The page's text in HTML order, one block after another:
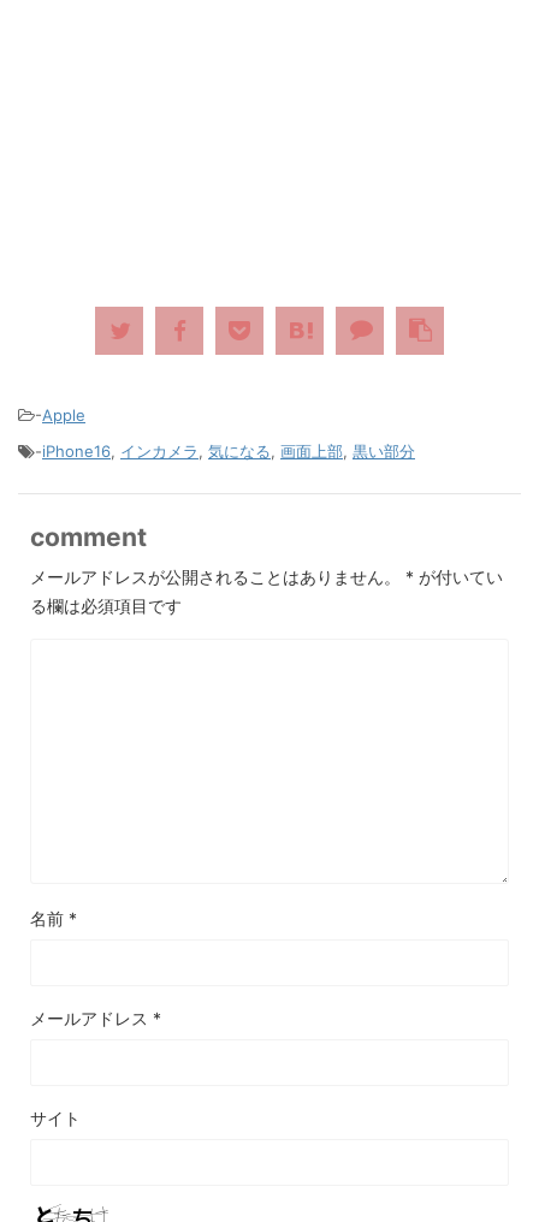
-Apple
-iPhone16, インカメラ, 気になる, 画面上部, 黒い部分
comment
メールアドレスが公開されることはありません。 * が付いてい
る欄は必須項目です
名前 *
メールアドレス *
サイト